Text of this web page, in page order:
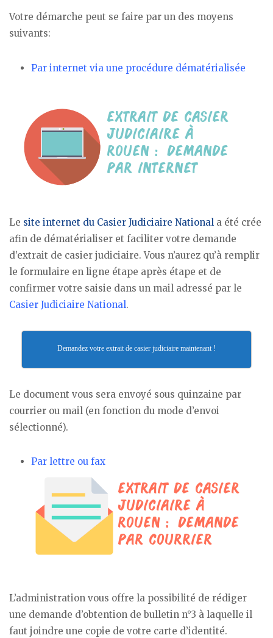
Votre démarche peut se faire par un des moyens
suivants:
Par internet via une procédure dématérialisée
Le site internet du Casier Judiciaire National a été crée
afin de dématérialiser et faciliter votre demande
d’extrait de casier judiciaire. Vous n’aurez qu’à remplir
le formulaire en ligne étape après étape et de
confirmer votre saisie dans un mail adressé par le
Casier Judiciaire National.
Demandez votre extrait de casier judiciaire maintenant !
Le document vous sera envoyé sous quinzaine par
courrier ou mail (en fonction du mode d’envoi
sélectionné).
Par lettre ou fax
L’administration vous offre la possibilité de rédiger
une demande d’obtention de bulletin n°3 à laquelle il
faut joindre une copie de votre carte d’identité.